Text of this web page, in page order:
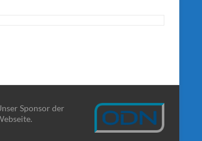
Sponsor der